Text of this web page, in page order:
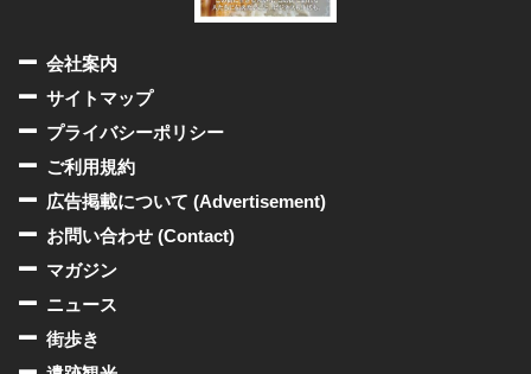
会社案内
サイトマップ
プライバシーポリシー
ご利用規約
広告掲載について (Advertisement)
お問い合わせ (Contact)
マガジン
ニュース
街歩き